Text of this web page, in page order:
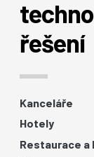
řešení
Kanceláře
Hotely
Restaurace a